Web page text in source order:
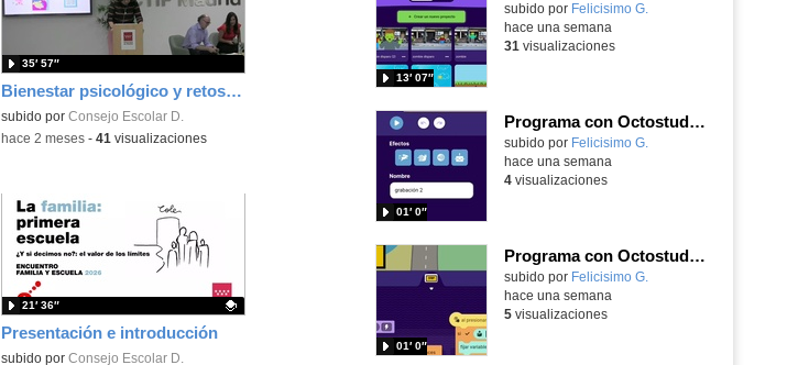
Bienestar psicológico y retos educativos de las familias de la Comunidad de Madrid
subido por Consejo Escolar D.
35′ 57″
-hace 2 meses- 41 visualizaciones
Presentación e introducción
Contenido educativo.
subido por Consejo Escolar D.
21′ 36″
Contenido educativo.
subido por Felicisimo G.
13′ 07″
hace una semana
31 visualizaciones
Programa con Octostudio, una animación utilizando la cámara para una foto y audio y texto para comunicar.
Contenido educativo.
subido por Felicisimo G.
01′ 0″
hace una semana
4visualizaciones
Programa con Octostudio, un juego de Educación Víal cruzando un paso de cebra.
Contenido educativo.
subido por Felicisimo G.
01′ 0″
hace una semana
5visualizaciones